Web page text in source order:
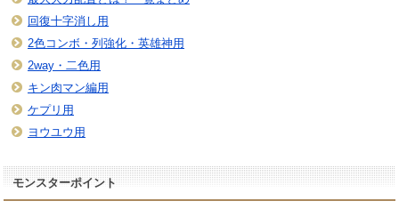
回復十字消し用
2色コンボ・列強化・英雄神用
2way・二色用
キン肉マン編用
ケプリ用
ヨウユウ用
モンスターポイント